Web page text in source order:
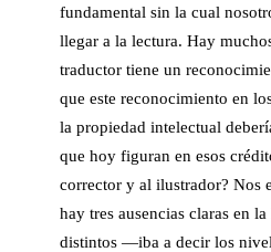
fundamental sin la cual
llegar a la lectura. Hay
traductor tiene un
que este reconocimiento en
la propiedad intelectual
que hoy figuran en esos
corrector y al ilustrador? Nos
hay tres ausencias claras en
distintos —iba a decir los